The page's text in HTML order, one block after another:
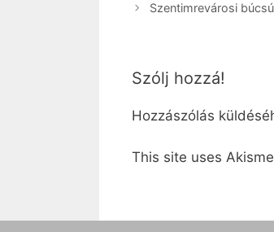
Szentimrevárosi búcsú
Szólj hozzá!
Hozzászólás
This site uses